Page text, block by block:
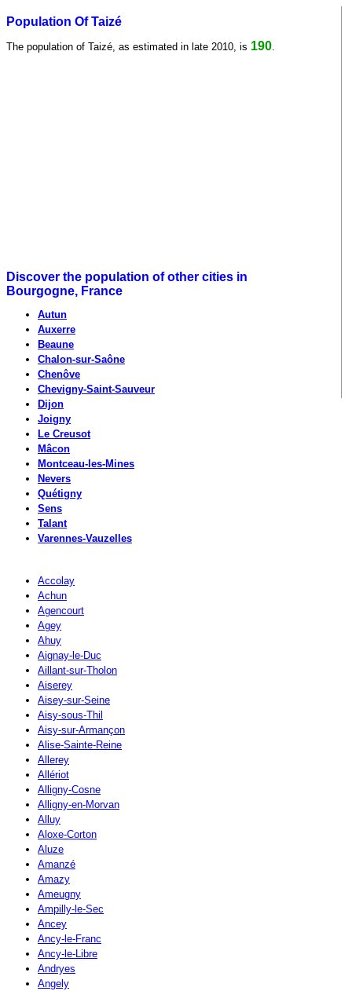
Population Of Taizé
The population of Taizé, as estimated in late 2010, is 190
Discover the population of other cities in
Bourgogne, France
Autun
Auxerre
Beaune
Chalon-sur-Saône
Chenôve
Chevigny-Saint-Sauveur
Dijon
Joigny
Le Creusot
Mâcon
Montceau-les-Mines
Nevers
Quétigny
Sens
Talant
Varennes-Vauzelles
Accolay
Achun
Agencourt
Agey
Ahuy
Aignay-le-Duc
Aillant-sur-Tholon
Aiserey
Aisey-sur-Seine
Aisy-sous-Thil
Aisy-sur-Armançon
Alise-Sainte-Reine
Allerey
Allériot
Alligny-Cosne
Alligny-en-Morvan
Alluy
Aloxe-Corton
Aluze
Amanzé
Amazy
Ameugny
Ampilly-le-Sec
Ancey
Ancy-le-Franc
Ancy-le-Libre
Andryes
Angely